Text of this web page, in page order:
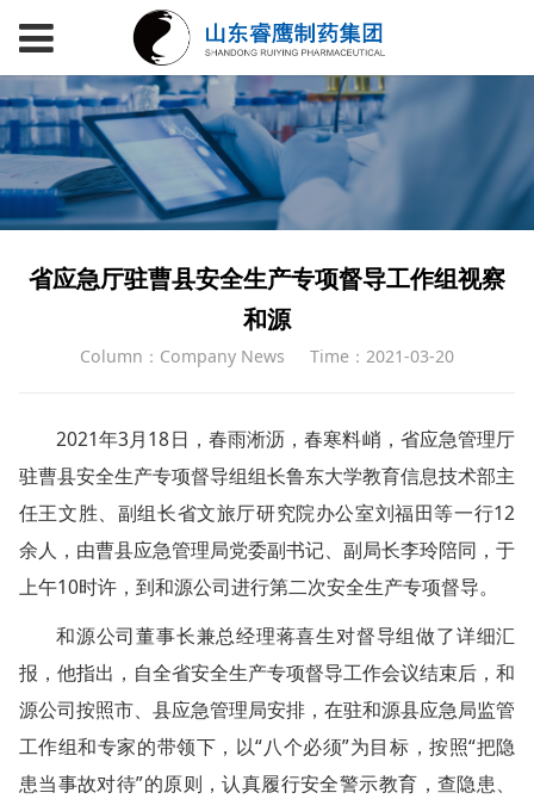
省应急厅驻曹县安全生产专项督导工作组视察
和源
Column：Company News Time：2021-03-20
2021年3月18日，春雨淅沥，春寒料峭，省应急管理厅
驻曹县安全生产专项督导组组长鲁东大学教育信息技术部主
任王文胜、副组长省文旅厅研究院办公室刘福田等一行12
余人，由曹县应急管理局党委副书记、副局长李玲陪同，于
上午10时许，到和源公司进行第二次安全生产专项督导。
和源公司董事长兼总经理蒋喜生对督导组做了详细汇
报，他指出，自全省安全生产专项督导工作会议结束后，和
源公司按照市、县应急管理局安排，在驻和源县应急局监管
工作组和专家的带领下，以“八个必须”为目标，按照“把隐
患当事故对待”的原则，认真履行安全警示教育，查隐患、